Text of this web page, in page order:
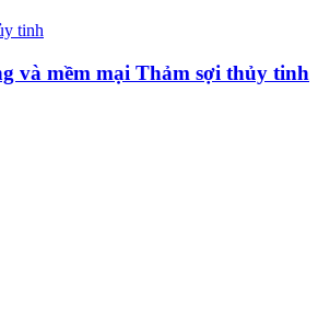
và mềm mại Thảm sợi thủy tinh